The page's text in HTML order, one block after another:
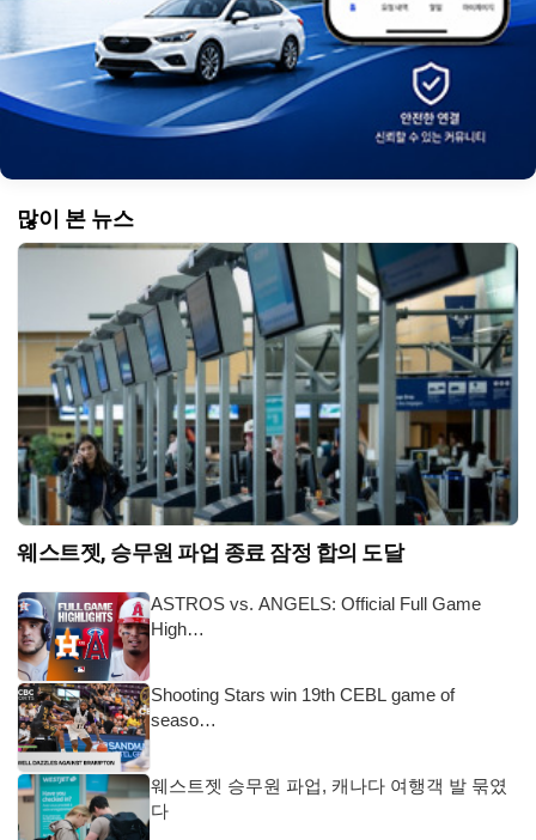
많이 본 뉴스
웨스트젯, 승무원 파업 종료 잠정 합의 도달
ASTROS vs. ANGELS: Official Full Game
High…
Shooting Stars win 19th CEBL game of
seaso…
웨스트젯 승무원 파업, 캐나다 여행객 발 묶였
다